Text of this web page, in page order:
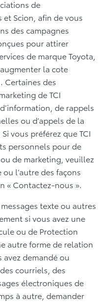
de
et Scion, afin de vous
des campagnes
pour attirer
de marque Toyota,
la cote
Certaines des
de TCI
de rappels
ou d’appels de la
vous préférez que TCI
personnels pour de
de marketing, veuillez
l’autre des façons
« Contactez-nous ».
texte ou autres
si vous avez une
ou de Protection
autre forme de relation
avez demandé ou
courriels, des
électroniques de
à autre, demander